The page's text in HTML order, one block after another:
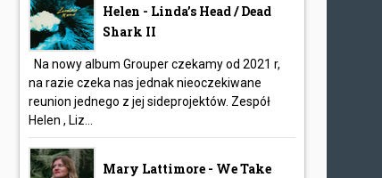
Helen - Linda’s Head / Dead
Shark II
Na nowy album Grouper czekamy od 2021 r,
na razie czeka nas jednak nieoczekiwane
reunion jednego z jej sideprojektów. Zespół
Helen , Liz...
Mary Lattimore - We Take